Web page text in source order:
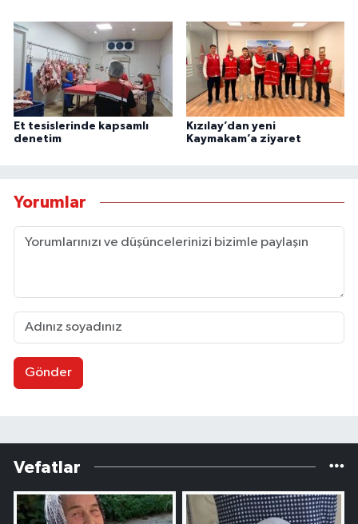
Et tesislerinde kapsamlı
denetim
Kızılay’dan yeni
Kaymakam’a ziyaret
Yorumlar
Gönder
Vefatlar